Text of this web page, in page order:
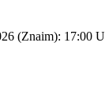
(Znaim):